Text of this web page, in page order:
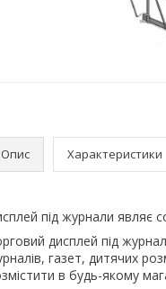
Опис Характеристики
під журнали являє
дисплей під
газет, дитячих
в будь-якому